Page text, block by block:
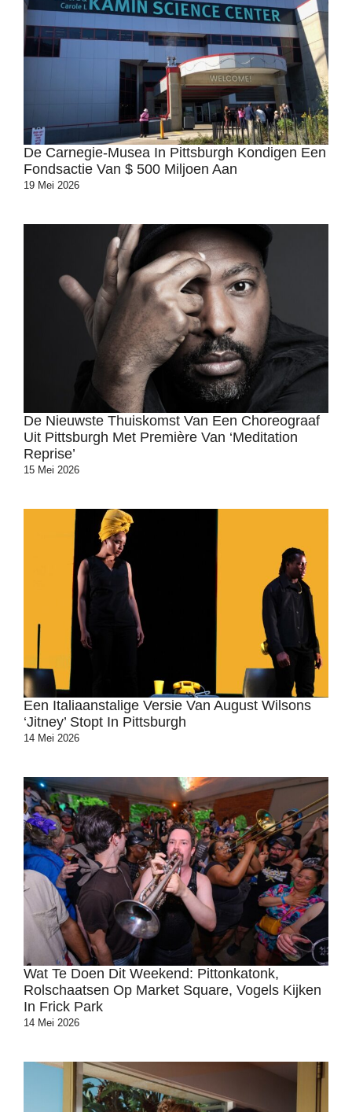
De Carnegie-Musea In Pittsburgh Kondigen Een
Fondsactie Van $ 500 Miljoen Aan
19 Mei 2026
De Nieuwste Thuiskomst Van Een Choreograaf
Uit Pittsburgh Met Première Van ‘Meditation
Reprise’
15 Mei 2026
Een Italiaanstalige Versie Van August Wilsons
‘Jitney’ Stopt In Pittsburgh
14 Mei 2026
Wat Te Doen Dit Weekend: Pittonkatonk,
Rolschaatsen Op Market Square, Vogels Kijken
In Frick Park
14 Mei 2026